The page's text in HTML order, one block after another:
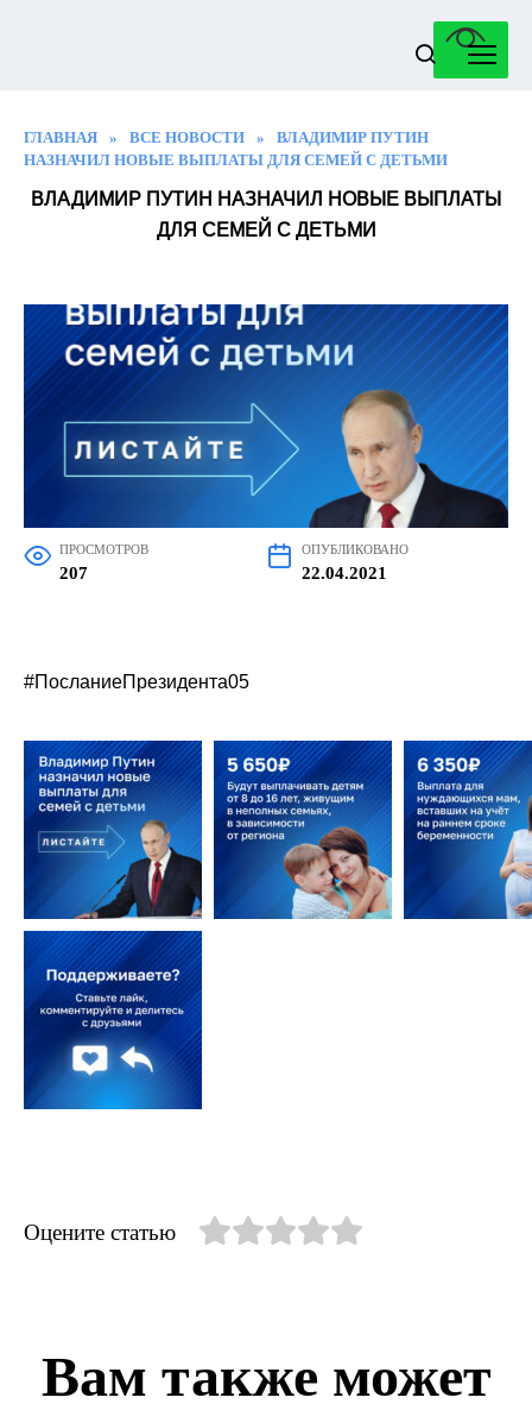
ГЛАВНАЯ » ВСЕ НОВОСТИ »
ВЛАДИМИР ПУТИН
НАЗНАЧИЛ НОВЫЕ ВЫПЛАТЫ ДЛЯ СЕМЕЙ С ДЕТЬМИ
ВЛАДИМИР ПУТИН НАЗНАЧИЛ НОВЫЕ ВЫПЛАТЫ
ДЛЯ СЕМЕЙ С ДЕТЬМИ
ПРОСМОТРОВ
207
ОПУБЛИКОВАНО
22.04.2021
#ПосланиеПрезидента05
Оцените статью
Вам также может